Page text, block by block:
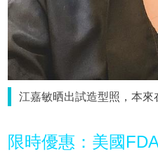
江嘉敏晒出試造型照，本來
限時優惠：美國